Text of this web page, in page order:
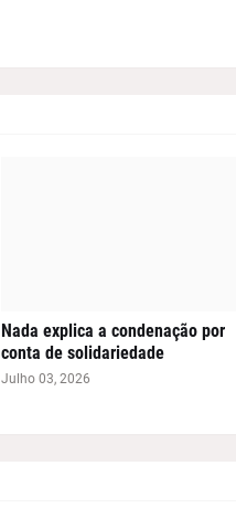
Nada explica a condenação por
conta de solidariedade
Julho 03, 2026